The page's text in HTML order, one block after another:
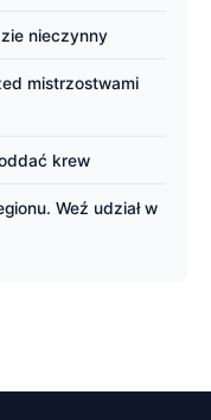
nieczynny
mistrzostwami
krew
Weź udział w